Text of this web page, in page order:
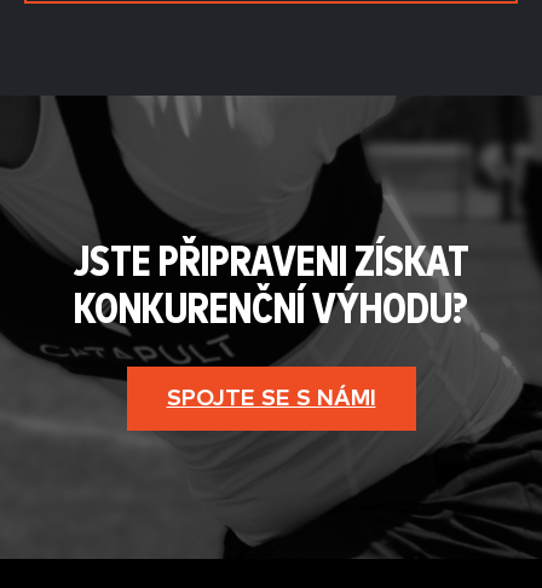
JSTE PŘIPRAVENI ZÍSKAT
KONKURENČNÍ VÝHODU?
SPOJTE SE S NÁMI